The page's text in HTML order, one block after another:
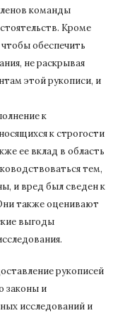
команды
Кроме
чтобы обеспечить
не раскрывая
этой рукописи, и
к
к строгости
ее вклад в область
тем,
и вред был сведен к
также оценивают
выгоды
рукописей
законы и
исследований и